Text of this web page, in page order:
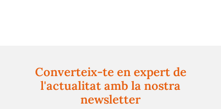
Converteix-te en expert de
l'actualitat amb la nostra
newsletter